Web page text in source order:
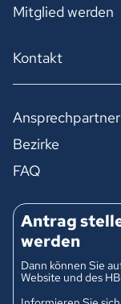
Mitglied werden
Kontakt
Ansprechpartner
Bezirke
FAQ
Antrag
werden
Dann können Sie
Website und des